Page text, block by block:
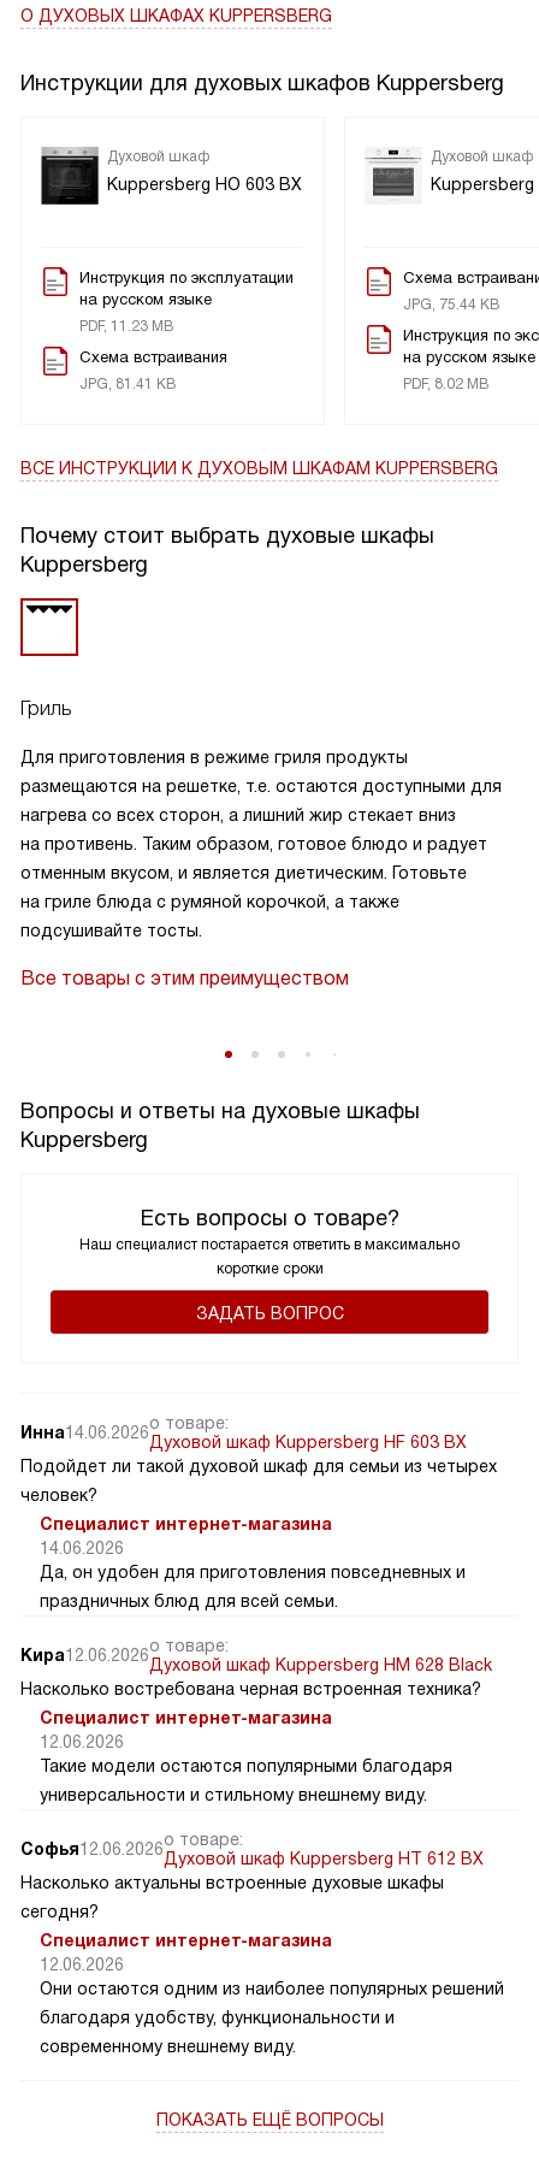
О ДУХОВЫХ ШКАФАХ KUPPERSBERG
Инструкции для духовых шкафов Kuppersberg
Духовой шкаф
Kuppersberg HO 603 BX
Инструкция по эксплуатации
на русском языке
PDF, 11.23 MB
Схема встраивания
JPG, 81.41 KB
Духовой шкаф
Kuppersberg
Схема
JPG, 75.44 KB
Инструкция по
на русском языке
PDF, 8.02 MB
ВСЕ ИНСТРУКЦИИ К ДУХОВЫМ ШКАФАМ KUPPERSBERG
Почему стоит выбрать духовые шкафы
Kuppersberg
Гриль
Для приготовления в режиме гриля продукты
размещаются на решетке, т.е. остаются доступными для
нагрева со всех сторон, а лишний жир стекает вниз
на противень. Таким образом, готовое блюдо и радует
отменным вкусом, и является диетическим. Готовьте
на гриле блюда с румяной корочкой, а также
подсушивайте тосты.
Все товары с этим преимуществом
Вопросы и ответы на духовые шкафы
Kuppersberg
Есть вопросы о товаре?
Наш специалист постарается ответить в максимально
короткие сроки
ЗАДАТЬ ВОПРОС
Инна14.06.2026о товаре:
Духовой шкаф Kuppersberg HF 603 BX
Подойдет ли такой духовой шкаф для семьи из четырех
человек?
Специалист интернет-магазина
14.06.2026
Да, он удобен для приготовления повседневных и
праздничных блюд для всей семьи.
Кира12.06.2026о товаре:
Духовой шкаф Kuppersberg HM 628 Black
Насколько востребована черная встроенная техника?
Специалист интернет-магазина
12.06.2026
Такие модели остаются популярными благодаря
универсальности и стильному внешнему виду.
Софья12.06.2026о товаре:
Духовой шкаф Kuppersberg HT 612 BX
Насколько актуальны встроенные духовые шкафы
сегодня?
Специалист интернет-магазина
12.06.2026
Они остаются одним из наиболее популярных решений
благодаря удобству, функциональности и
современному внешнему виду.
ПОКАЗАТЬ ЕЩЁ ВОПРОСЫ